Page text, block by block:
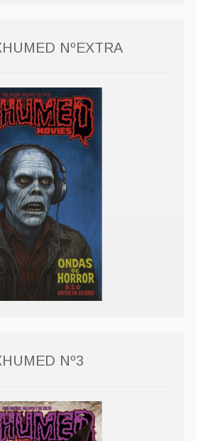
NºEXTRA
Nº3